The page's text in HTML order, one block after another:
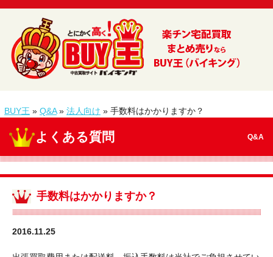
BUY王 » Q&A» 法人向け » 手数料はかかりますか？
よくある質問 Q&A
手数料はかかりますか？
2016.11.25